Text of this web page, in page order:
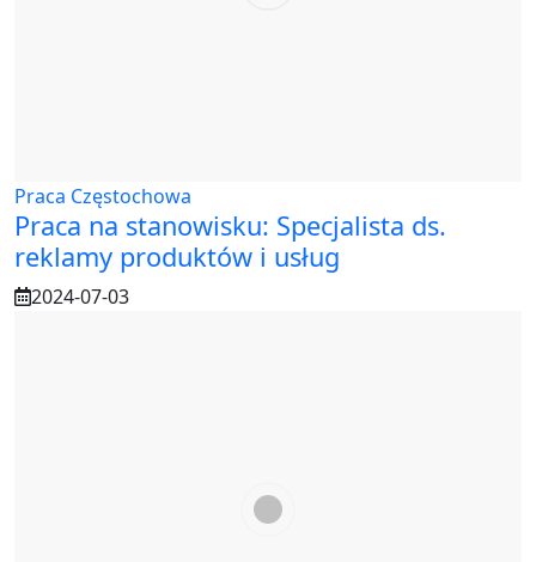
Praca Częstochowa
Praca na stanowisku: Specjalista ds.
reklamy produktów i usług
2024-07-03